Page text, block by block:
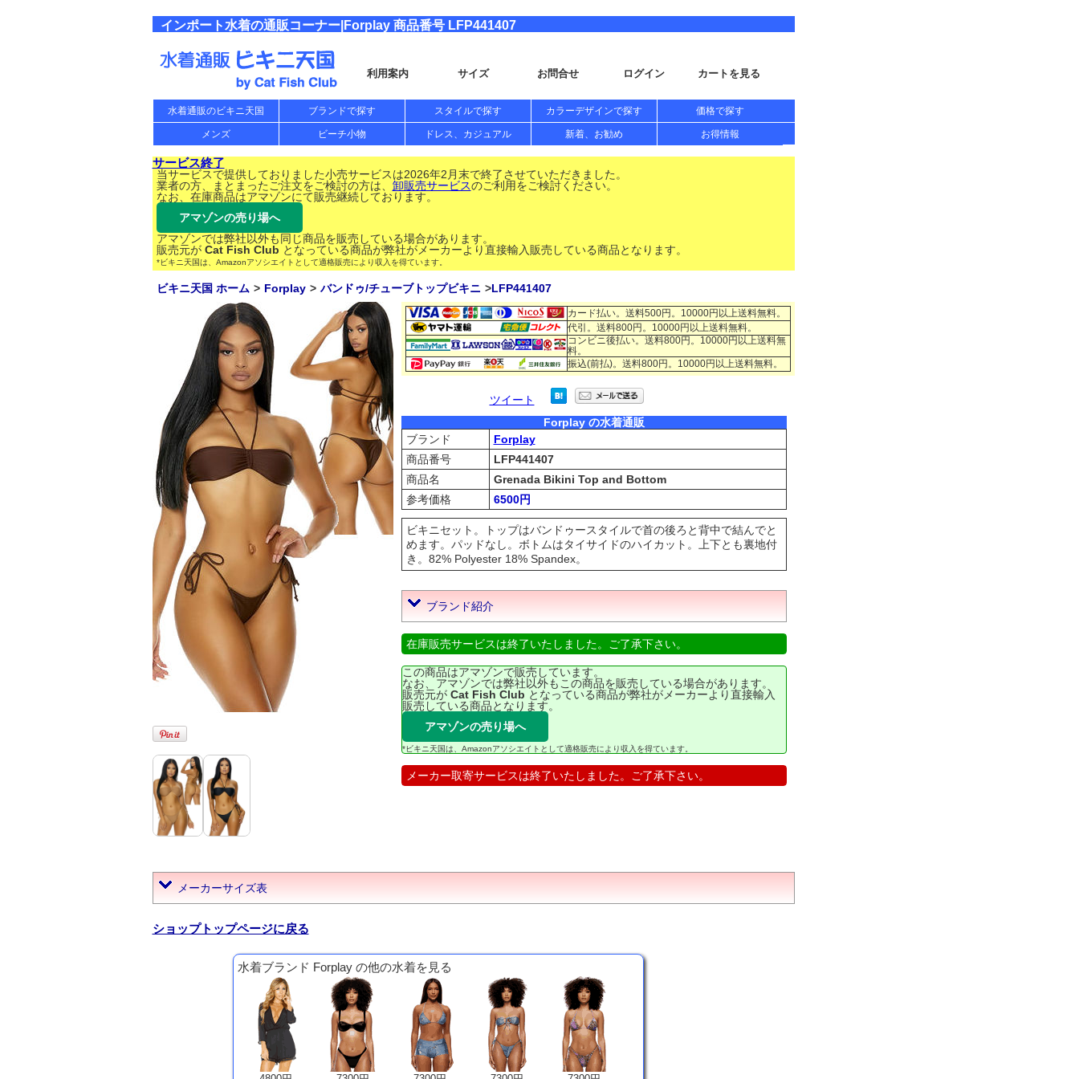
インポート水着の通販コーナー|Forplay 商品番号 LFP441407
利用案内 サイズ お問合せ ログイン カートを見る
水着通販のビキニ天国 ブランドで探す スタイルで探す カラーデザインで探す 価格で探す
メンズ ビーチ小物 ドレス、カジュアル 新着、お勧め お得情報
サービス終了
当サービスで提供しておりました小売サービスは2026年2月末で終了させていただきました。
業者の方、まとまったご注文をご検討の方は、 卸販売サービスのご利用をご検討ください。
なお、在庫商品はアマゾンにて販売継続しております。
アマゾンの売り場へ
アマゾンでは弊社以外も同じ商品を販売している場合があります。
販売元が Cat Fish Club となっている商品が弊社がメーカーより直接輸入販売している商品となります。
*ビキニ天国は、Amazonアソシエイトとして適格販売により収入を得ています。
ビキニ天国 ホーム Forplay バンドゥ/チューブトップビキニ LFP441407
カード払い。送料500円。10000円以上送料無料。
代引。送料800円。10000円以上送料無料。
コンビニ後払い。送料800円。10000円以上送料無
料。
振込(前払)。送料800円。10000円以上送料無料。
ツイート
Forplay の水着通販
ブランド
Forplay
商品番号
LFP441407
商品名
Grenada Bikini Top and Bottom
参考価格
6500円
ビキニセット。トップはバンドゥースタイルで首の後ろと背中で結んでと
めます。パッドなし。ボトムはタイサイドのハイカット。上下とも裏地付
き。82% Polyester 18% Spandex。
ブランド紹介
在庫販売サービスは終了いたしました。ご了承下さい。
この商品はアマゾンで販売しています。
なお、アマゾンでは弊社以外もこの商品を販売している場合があります。
販売元が Cat Fish Club となっている商品が弊社がメーカーより直接輸入
販売している商品となります。
アマゾンの売り場へ
*ビキニ天国は、Amazonアソシエイトとして適格販売により収入を得ています。
メーカー取寄サービスは終了いたしました。ご了承下さい。
メーカーサイズ表
ショップトップページに戻る
水着ブランド Forplay の他の水着を見る